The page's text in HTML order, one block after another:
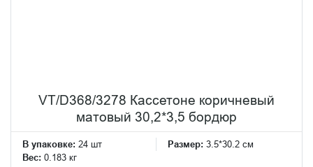
VT/D368/3278 Кассетоне коричневый
матовый 30,2*3,5 бордюр
В упаковке: 24 шт Размер: 3.5*30.2 см
Вес: 0.183 кг